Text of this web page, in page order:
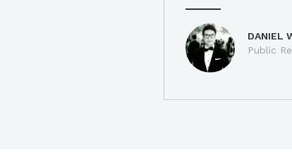
DANIEL
Public